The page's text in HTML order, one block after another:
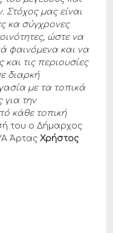
Στόχος μας είναι
κα σύγχρονες
ώστε να
φαινόμενα και να
τις περιουσίες
διαρκή
με τα τοπικά
για την
κάθε τοπική
του ο Δήμαρχος
ΆρταςΧρήστος